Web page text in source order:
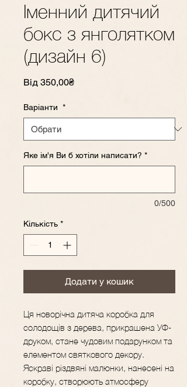
Іменний дитячий
бокс з янголятком
(дизайн 6)
Від 350,00₴За
Варіанти *
Яке ім'я Ви б хотіли написати? *
0/500
Кількість *
Додати у кошик
Ця новорічна дитяча коробка для
солодощів з дерева, прикрашена УФ-
друком, стане чудовим подарунком та
елементом святкового декору.
Яскраві різдвяні малюнки, нанесені на
коробку, створюють атмосферу